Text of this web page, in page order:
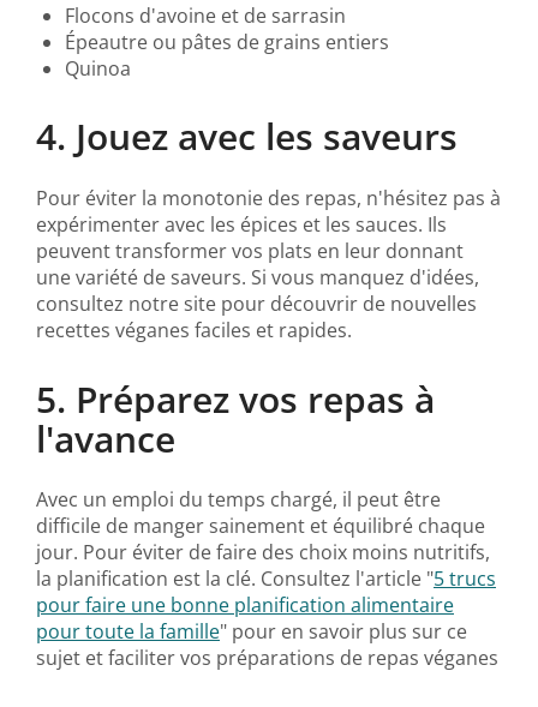
Flocons d'avoine et de sarrasin
Épeautre ou pâtes de grains entiers
Quinoa
4. Jouez avec les saveurs
Pour éviter la monotonie des repas, n'hésitez pas à
expérimenter avec les épices et les sauces. Ils
peuvent transformer vos plats en leur donnant
une variété de saveurs. Si vous manquez d'idées,
consultez notre site pour découvrir de nouvelles
recettes véganes faciles et rapides.
5. Préparez vos repas à
l'avance
Avec un emploi du temps chargé, il peut être
difficile de manger sainement et équilibré chaque
jour. Pour éviter de faire des choix moins nutritifs,
la planification est la clé. Consultez l'article "5 trucs
pour faire une bonne planification alimentaire
pour toute la famille" pour en savoir plus sur ce
sujet et faciliter vos préparations de repas véganes